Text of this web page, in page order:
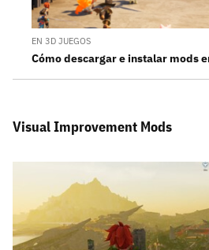
EN 3D JUEGOS
Cómo descargar e instalar mods
Visual Improvement Mods